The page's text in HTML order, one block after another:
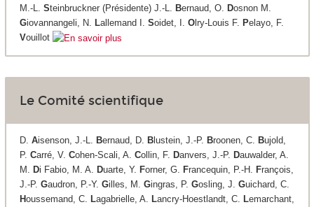
M.-L. Steinbruckner (Présidente) J.-L. Bernaud, O. Dosnon M.
Giovannangeli, N. Lallemand I. Soidet, I. Olry-Louis F. Pelayo, F.
Vouillot
Le Comité scientifique
D. Aisenson, J.-L. Bernaud, D. Blustein, J.-P. Broonen, C. Bujold,
P. Carré, V. Cohen-Scali, A. Collin, F. Danvers, J.-P. Dauwalder, A.
M. Di Fabio, M. A. Duarte, Y. Forner, G. Francequin, P.-H. François,
J.-P. Gaudron, P.-Y. Gilles, M. Gingras, P. Gosling, J. Guichard, C.
Houssemand, C. Lagabrielle, A. Lancry-Hoestlandt, C. Lemarchant,